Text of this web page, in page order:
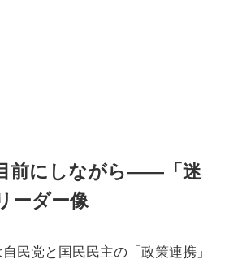
前にしながら――「迷
ーダー像
民党と国民民主の「政策連携」